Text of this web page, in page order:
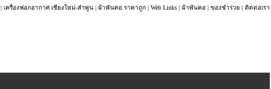
| เครื่องฟอกอากาศ เชียงใหม่-ลำพูน | ผ้าพันคอ ราคาถูก | Web Links | ผ้าพันคอ | ของชำร่วย | ติดต่อเรา